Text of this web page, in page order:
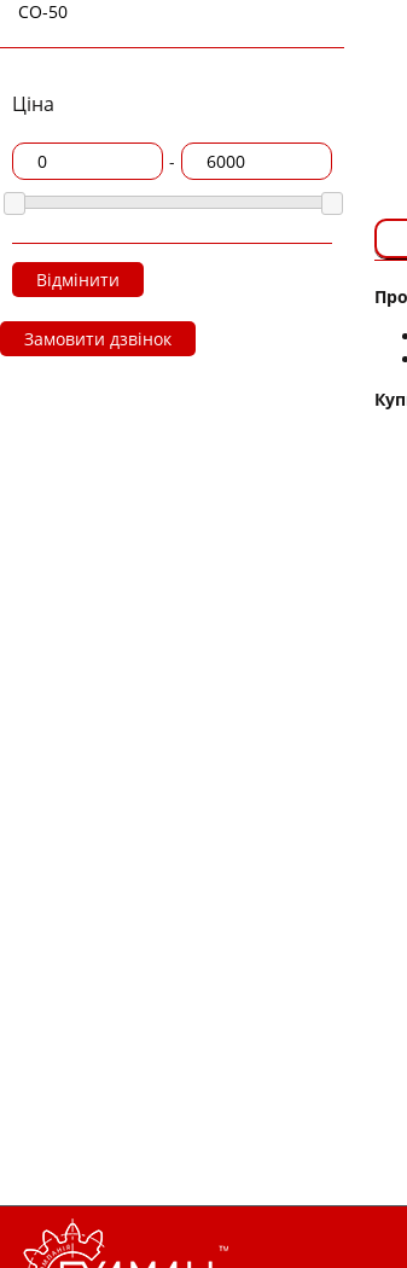
СО-50
Ціна
-
Відмінити
Замовити дзвінок